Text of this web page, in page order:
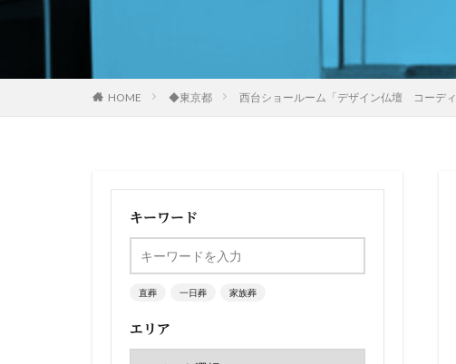
HOME ◆東京都 西台ショールーム「デザイン仏壇 コーディ
キーワード
直葬 一日葬 家族葬
エリア